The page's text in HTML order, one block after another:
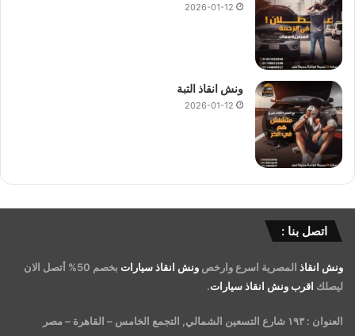
2026-01-12
ونش انقاذ التبة
2026-01-12
اتصل بنا :
ونش انقاذ المصرية اسرع وارخص ونش انقاذ سيارات
بخصم 50% أتصل الان
ليصلك اقرب ونش انقاذ سيارات.
العنوان : ١٩٣ شارع التسعين الشمالي, التجمع الخامس – القاهرة – مصر